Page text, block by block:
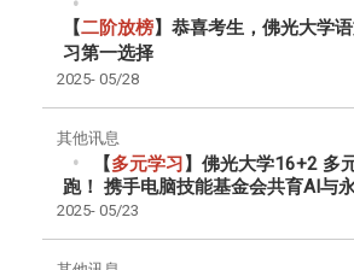
【二阶放榜】恭喜考生，佛光大学
习第一选择
2025- 05/28
其他讯息
【多元学习】佛光大学16+2 多
跑！ 携手电脑技能基金会共育AI与
2025- 05/23